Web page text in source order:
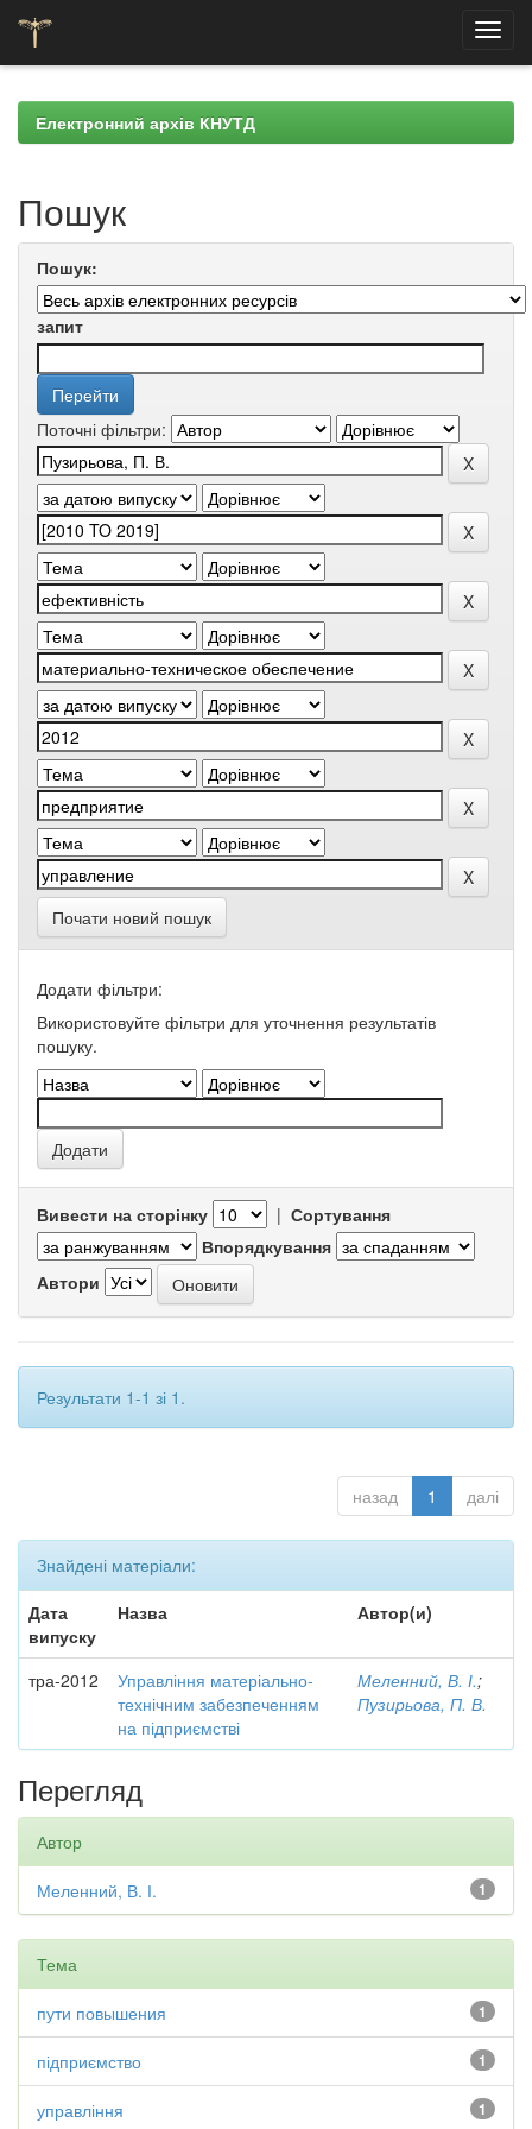
navigationЕлектронний архів КНУТД
Пошук
Пошук:
запит
Поточні фільтри:
Почати новий пошук
Додати фільтри:
Використовуйте фільтри для уточнення результатів
пошуку.
Вивести на сторінку | Сортування
Впорядкування
Автори
Результати 1-1 зі 1.
назад 1 далі
Знайдені матеріали:
Дата
випуску
Назва Автор(и)
тра-2012
Управління матеріально-
технічним забезпеченням
на підприємстві
Меленний, В. І.;
Пузирьова, П. В.
Перегляд
Автор
1
Меленний, В. І.
Тема
1
пути повышения
1
підприємство
1
управління